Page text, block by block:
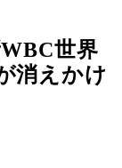
世界
消えかけ